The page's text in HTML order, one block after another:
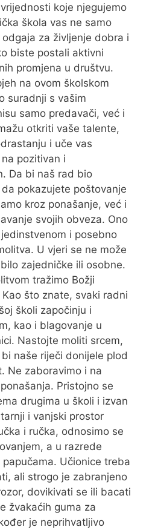
koje njegujemo
škola vas ne samo
za življenje dobra i
biste postali aktivni
promjena u društvu.
na ovom školskom
suradnji s vašim
samo predavači, već i
otkriti vaše talente,
i uče vas
pozitivan i
Da bi naš rad bio
pokazujete poštovanje
kroz ponašanje, već i
svojih obveza. Ono
i posebno
U vjeri se ne može
zajedničke ili osobne.
tražimo Božji
što znate, svaki radni
školi započinju i
kao i blagovanje u
Nastojte moliti srcem,
naše riječi donijele plod
Ne zaboravimo i na
Pristojno se
drugima u školi i izvan
i vanjski prostor
i ručka, odnosimo se
a u razrede
Učionice treba
ali strogo je zabranjeno
dovikivati se ili bacati
žvakaćih guma za
je neprihvatljivo